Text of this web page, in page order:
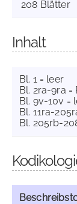
208 Blätter
Inhalt
Bl. 1 = leer
Bl. 2ra-9ra =
Bl. 9v-10v =
Bl. 11ra-
Bl. 205rb-